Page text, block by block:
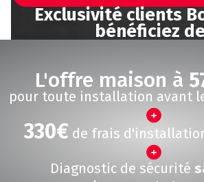
Exclusivité clients
bénéficiez
L'offre maison à
pour toute installation avant
330€ de frais
Diagnostic de sécurité